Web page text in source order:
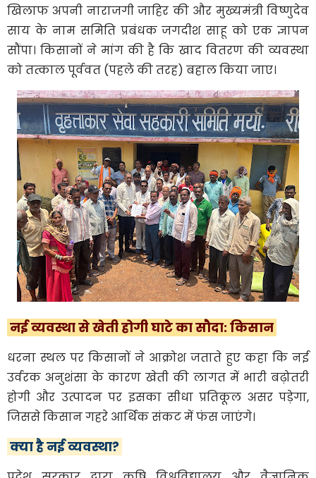
खिलाफ अपनी नाराजगी जाहिर की और मुख्यमंत्री विष्णुदेव
साय के नाम समिति प्रबंधक जगदीश साहू को एक ज्ञापन
सौंपा। किसानों ने मांग की है कि खाद वितरण की व्यवस्था
को तत्काल पूर्ववत (पहले की तरह) बहाल किया जाए।
​नई व्यवस्था से खेती होगी घाटे का सौदा: किसान
​धरना स्थल पर किसानों ने आक्रोश जताते हुए कहा कि नई
उर्वरक अनुशंसा के कारण खेती की लागत में भारी बढ़ोतरी
होगी और उत्पादन पर इसका सीधा प्रतिकूल असर पड़ेगा,
जिससे किसान गहरे आर्थिक संकट में फंस जाएंगे।
​ क्या है नई व्यवस्था?